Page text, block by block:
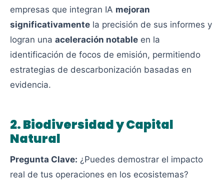
empresas que integran IA mejoran
significativamente la precisión de sus informes y
logran una aceleración notable en la
identificación de focos de emisión, permitiendo
estrategias de descarbonización basadas en
evidencia.
2. Biodiversidad y Capital
Natural
Pregunta Clave: ¿Puedes demostrar el impacto
real de tus operaciones en los ecosistemas?